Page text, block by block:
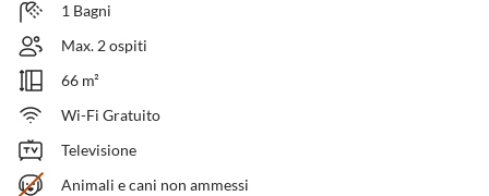
1 Bagni
Max. 2 ospiti
66 m²
Wi-Fi Gratuito
Televisione
Animali e cani non ammessi